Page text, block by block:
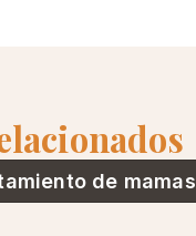
de mamas